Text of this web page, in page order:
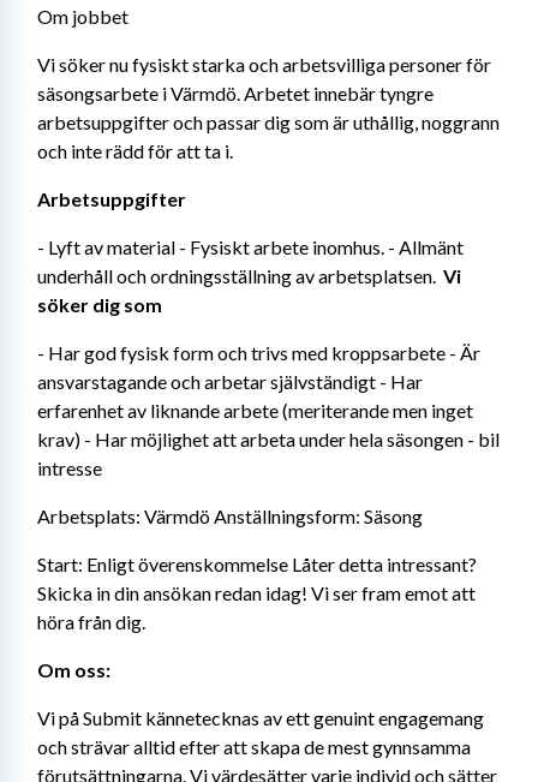
Om jobbet
Vi söker nu fysiskt starka och arbetsvilliga personer för
säsongsarbete i Värmdö. Arbetet innebär tyngre
arbetsuppgifter och passar dig som är uthållig, noggrann
och inte rädd för att ta i.
Arbetsuppgifter
- Lyft av material - Fysiskt arbete inomhus. - Allmänt
underhåll och ordningsställning av arbetsplatsen. Vi
söker dig som
- Har god fysisk form och trivs med kroppsarbete - Är
ansvarstagande och arbetar självständigt - Har
erfarenhet av liknande arbete (meriterande men inget
krav) - Har möjlighet att arbeta under hela säsongen - bil
intresse
Arbetsplats: Värmdö Anställningsform: Säsong
Start: Enligt överenskommelse Låter detta intressant?
Skicka in din ansökan redan idag! Vi ser fram emot att
höra från dig.
Om oss:
Vi på Submit kännetecknas av ett genuint engagemang
och strävar alltid efter att skapa de mest gynnsamma
förutsättningarna. Vi värdesätter varje individ och sätter